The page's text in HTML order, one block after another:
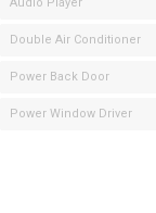
Double Air Conditioner
Power Back Door
Power Window Driver